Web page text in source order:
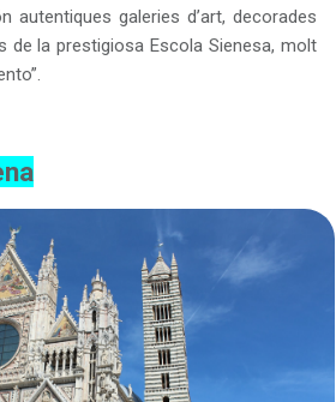
autentiques galeries d’art, decorades
la prestigiosa Escola Sienesa, molt